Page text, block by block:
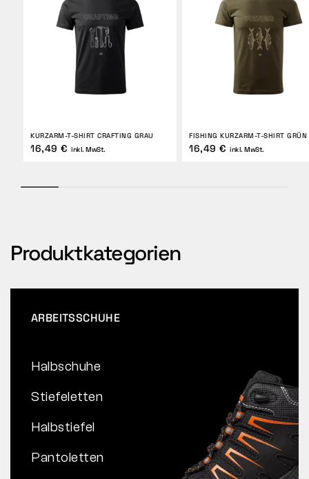
KURZARM-T-SHIRT CRAFTING GRAU
16,49 € inkl. MwSt.
FISHING KURZARM-T-SHIRT GRÜN
16,49 € inkl. MwSt.
Produktkategorien
ARBEITSSCHUHE
Halbschuhe
Stiefeletten
Halbstiefel
Pantoletten